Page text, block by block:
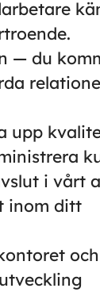
— du
upp
i vårt
inom ditt
och